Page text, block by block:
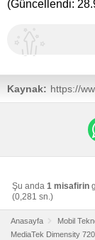
(Güncellendi:
Kaynak: https://
Şu anda 1 misafirin
(0,281 sn.)
Anasayfa Mobil
MediaTek Dimensity